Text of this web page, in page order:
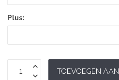
Plus:
TOEVOEGEN